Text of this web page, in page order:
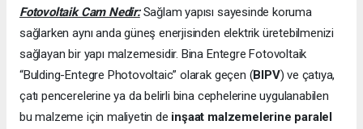
Fotovoltaik Cam Nedir:Sağlam yapısı sayesinde koruma
sağlarken aynı anda güneş enerjisinden elektrik üretebilmenizi
sağlayan bir yapı malzemesidir. Bina Entegre Fotovoltaik
“Bulding-Entegre Photovoltaic” olarak geçen (BIPV) ve çatıya,
çatı pencerelerine ya da belirli bina cephelerine uygulanabilen
bu malzeme için maliyetin de inşaat malzemelerine paralel